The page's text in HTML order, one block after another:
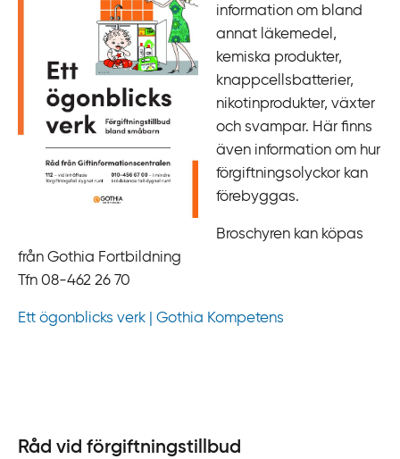
information om bland
annat läkemedel,
kemiska produkter,
knappcellsbatterier,
nikotinprodukter, växter
och svampar. Här finns
även information om hur
förgiftningsolyckor kan
förebyggas.
Broschyren kan köpas
från Gothia Fortbildning
Tfn 08-462 26 70
Ett ögonblicks verk | Gothia Kompetens
Råd vid förgiftningstillbud